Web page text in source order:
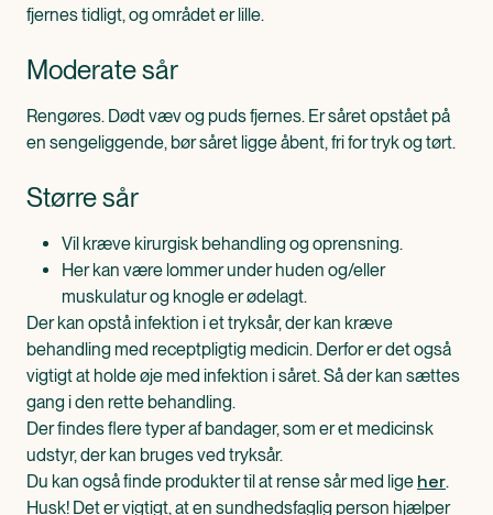
fjernes tidligt, og området er lille.
Moderate sår
Rengøres. Dødt væv og puds fjernes. Er såret opstået på
en sengeliggende, bør såret ligge åbent, fri for tryk og tørt.
Større sår
Vil kræve kirurgisk behandling og oprensning.
Her kan være lommer under huden og/eller
muskulatur og knogle er ødelagt.
Der kan opstå infektion i et tryksår, der kan kræve
behandling med receptpligtig medicin. Derfor er det også
vigtigt at holde øje med infektion i såret. Så der kan sættes
gang i den rette behandling.
Der findes flere typer af bandager, som er et medicinsk
udstyr, der kan bruges ved tryksår.
Du kan også finde produkter til at rense sår med lige her.
Husk! Det er vigtigt, at en sundhedsfaglig person hjælper